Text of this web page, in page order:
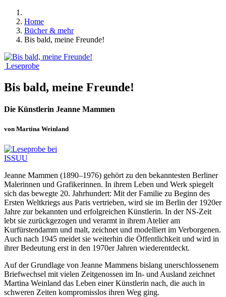
Home
Bücher & mehr
Bis bald, meine Freunde!
Leseprobe
Bis bald, meine Freunde!
Die Künstlerin Jeanne Mammen
von Martina Weinland
Jeanne Mammen (1890–1976) gehört zu den bekanntesten Berliner
Malerinnen und Grafikerinnen. In ihrem Leben und Werk spiegelt
sich das bewegte 20. Jahrhundert: Mit der Familie zu Beginn des
Ersten Weltkriegs aus Paris vertrieben, wird sie im Berlin der 1920er
Jahre zur bekannten und erfolgreichen Künstlerin. In der NS-Zeit
lebt sie zurückgezogen und verarmt in ihrem Atelier am
Kurfürstendamm und malt, zeichnet und modelliert im Verborgenen.
Auch nach 1945 meidet sie weiterhin die Öffentlichkeit und wird in
ihrer Bedeutung erst in den 1970er Jahren wiederentdeckt.
Auf der Grundlage von Jeanne Mammens bislang unerschlossenem
Briefwechsel mit vielen Zeitgenossen im In- und Ausland zeichnet
Martina Weinland das Leben einer Künstlerin nach, die auch in
schweren Zeiten kompromisslos ihren Weg ging.